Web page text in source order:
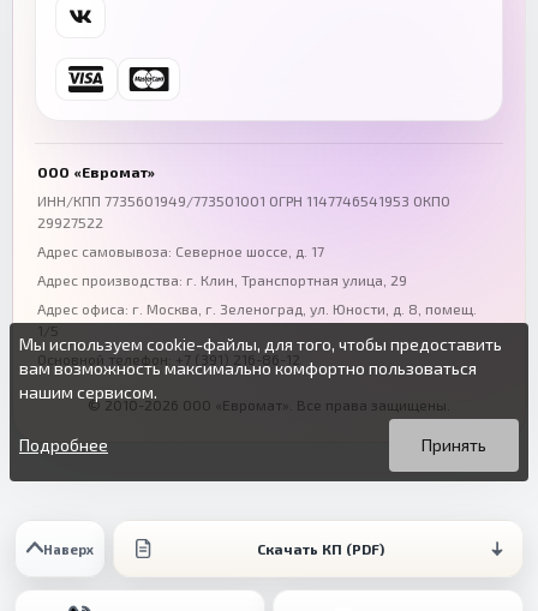
Наверх Скачать КП (PDF)
Ростов-на-Дону
+7 (863) 333-50-75
Волгоград
+7 (844) 261-36-12
Омск
ООО «Евромат»
ИНН/КПП 7735601949/773501001 ОГРН 1147746541953 ОКПО
29927522
Адрес самовывоза: Северное шоссе, д. 17
Адрес производства: г. Клин, Транспортная улица, 29
Адрес офиса: г. Москва, г. Зеленоград ул. Юности, д. 8, помещ.
1/5
Основной телефон:
+7 (391) 216-86-12
© 2010-2026 ООО «Евромат». Все права защищены.
Мы используем cookie-файлы, для того, чтобы предоставить
вам возможность максимально комфортно пользоваться
нашим сервисом.
Вы можете подробнее прочитать о cookie-файлах в открытых
источниках или изменить настройки своего браузера.
Продолжая пользоваться данным сайтом без изменения
настроек вы даете согласие на использование ваших cookie-
Принять
Подробнее